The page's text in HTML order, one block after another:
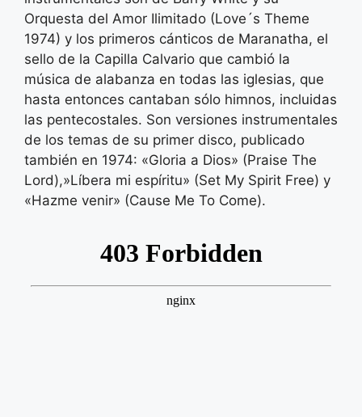
Orquesta del Amor Ilimitado (Love´s Theme
1974) y los primeros cánticos de Maranatha, el
sello de la Capilla Calvario que cambió la
música de alabanza en todas las iglesias, que
hasta entonces cantaban sólo himnos, incluidas
las pentecostales. Son versiones instrumentales
de los temas de su primer disco, publicado
también en 1974: «Gloria a Dios» (Praise The
Lord),»Líbera mi espíritu» (Set My Spirit Free) y
«Hazme venir» (Cause Me To Come).